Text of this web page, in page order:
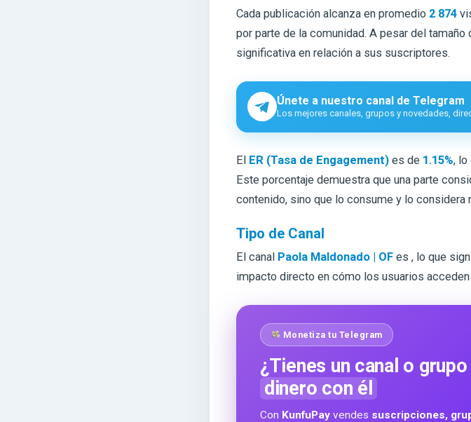
Cada publicación alcanza en promedio 2 874
por parte de la comunidad. A pesar del
significativa en relación a sus suscriptores.
Únete a nuestro canal de Telegram
Los mejores canales, grupos y novedades,
El ER (Tasa de Engagement) es de 1.15%, lo
Este porcentaje demuestra que una parte
contenido, sino que lo consume y lo considera
Tipo de Canal
El canal Paola Maldonado | OF es , lo que
impacto directo en cómo los usuarios acceden
Monetiza tu Telegram
¿Tienes un canal o
dinero con él
Con KunfuPay vendes suscripciones,